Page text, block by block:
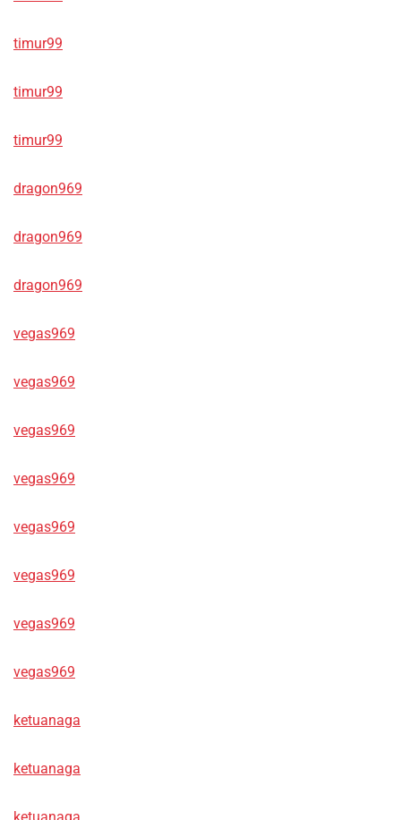
timur99
timur99
timur99
dragon969
dragon969
dragon969
vegas969
vegas969
vegas969
vegas969
vegas969
vegas969
vegas969
vegas969
ketuanaga
ketuanaga